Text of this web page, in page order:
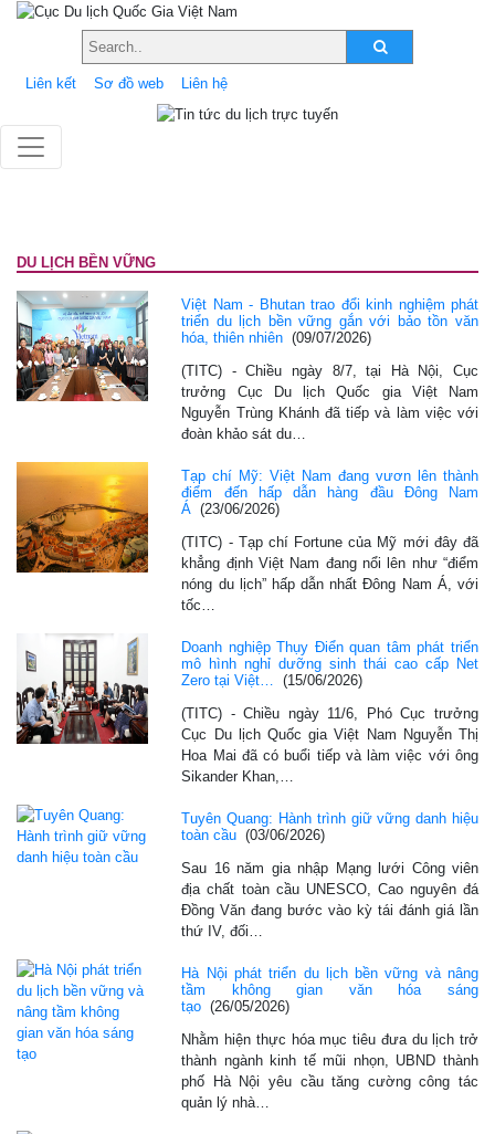
Liên kết Sơ đồ web Liên hệ
DU LỊCH BỀN VỮNG
Việt Nam - Bhutan trao đổi kinh nghiệm phát
triển du lịch bền vững gắn với bảo tồn văn
hóa, thiên nhiên (09/07/2026)
(TITC) - Chiều ngày 8/7, tại Hà Nội, Cục
trưởng Cục Du lịch Quốc gia Việt Nam
Nguyễn Trùng Khánh đã tiếp và làm việc với
đoàn khảo sát du…
Tạp chí Mỹ: Việt Nam đang vươn lên thành
điểm đến hấp dẫn hàng đầu Đông Nam
Á (23/06/2026)
(TITC) - Tạp chí Fortune của Mỹ mới đây đã
khẳng định Việt Nam đang nổi lên như “điểm
nóng du lịch” hấp dẫn nhất Đông Nam Á, với
tốc…
Doanh nghiệp Thụy Điển quan tâm phát triển
mô hình nghỉ dưỡng sinh thái cao cấp Net
Zero tại Việt…
(15/06/2026)
(TITC) - Chiều ngày 11/6, Phó Cục trưởng
Cục Du lịch Quốc gia Việt Nam Nguyễn Thị
Hoa Mai đã có buổi tiếp và làm việc với ông
Sikander Khan,…
Tuyên Quang: Hành trình giữ vững danh hiệu
toàn cầu (03/06/2026)
Sau 16 năm gia nhập Mạng lưới Công viên
địa chất toàn cầu UNESCO, Cao nguyên đá
Đồng Văn đang bước vào kỳ tái đánh giá lần
thứ IV, đối…
Hà Nội phát triển du lịch bền vững và nâng
tầm không gian văn hóa sáng
tạo (26/05/2026)
Nhằm hiện thực hóa mục tiêu đưa du lịch trở
thành ngành kinh tế mũi nhọn, UBND thành
phố Hà Nội yêu cầu tăng cường công tác
quản lý nhà…